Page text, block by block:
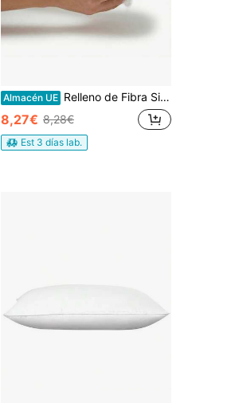
Almacén UE Relleno de Fibra Siliconada Ultra Esponjosa para Cojines, Peluches y DIY (1 kg / 0.5 kg) | Envío Gratuíto
8,27€ 8,28€
Est 3 días lab.